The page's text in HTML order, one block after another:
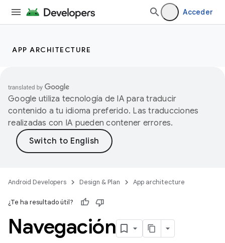
Acceder
APP ARCHITECTURE
Google utiliza tecnología de IA para traducir
contenido a tu idioma preferido. Las traducciones
realizadas con IA pueden contener errores.
Android Developers Design & Plan App architecture
¿Te ha resultado útil?
Navegación